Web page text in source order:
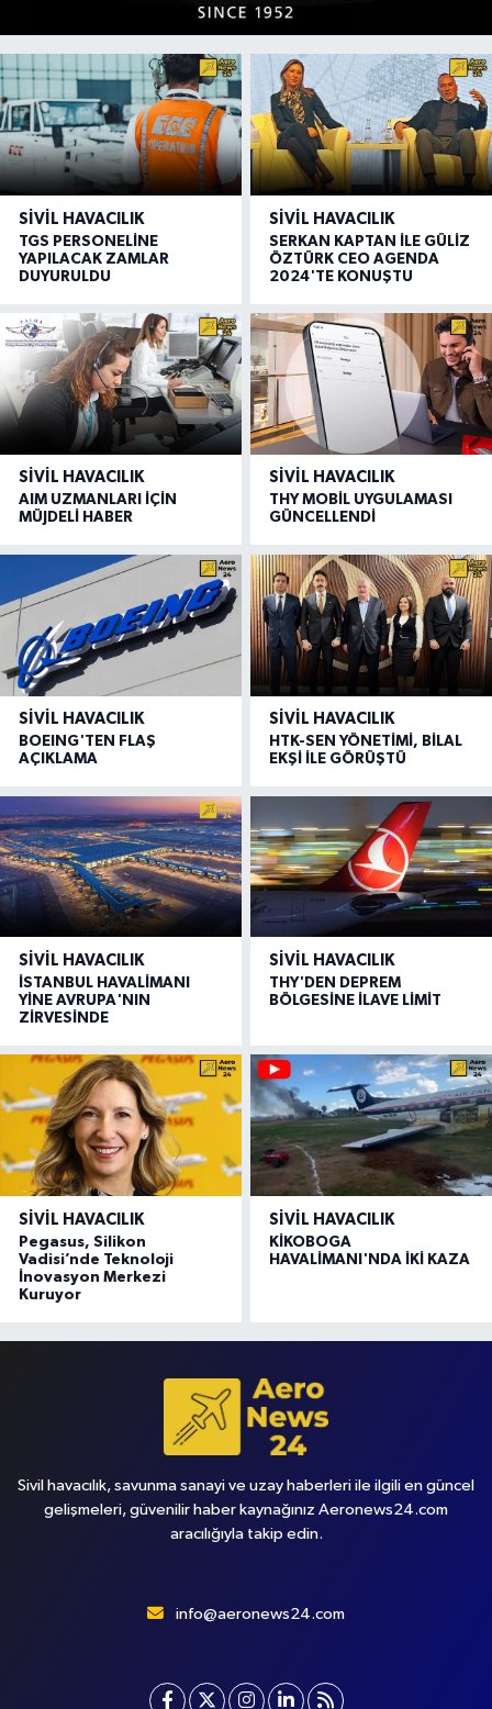
SIVIL HAVACILIK
TGS PERSONELİNE
YAPILACAK ZAMLAR
DUYURULDU
SIVIL HAVACILIK
SERKAN KAPTAN İLE GÜLİZ
ÖZTÜRK CEO AGENDA
2024'TE KONUŞTU
SIVIL HAVACILIK
AIM UZMANLARI İÇİN
MÜJDELİ HABER
SIVIL HAVACILIK
THY MOBİL UYGULAMASI
GÜNCELLENDİ
SIVIL HAVACILIK
BOEING'TEN FLAŞ
AÇIKLAMA
SIVIL HAVACILIK
HTK-SEN YÖNETİMİ, BİLAL
EKŞİ İLE GÖRÜŞTÜ
SIVIL HAVACILIK
İSTANBUL HAVALİMANI
YİNE AVRUPA'NIN
ZİRVESİNDE
SIVIL HAVACILIK
THY'DEN DEPREM
BÖLGESİNE İLAVE LİMİT
SIVIL HAVACILIK
Pegasus, Silikon
Vadisi’nde Teknoloji
İnovasyon Merkezi
Kuruyor
SIVIL HAVACILIK
KİKOBOGA
HAVALİMANI'NDA İKİ KAZA
Sivil havacılık, savunma sanayi ve uzay haberleri ile ilgili en güncel
gelişmeleri, güvenilir haber kaynağınız Aeronews24.com
aracılığıyla takip edin.
info@aeronews24.com